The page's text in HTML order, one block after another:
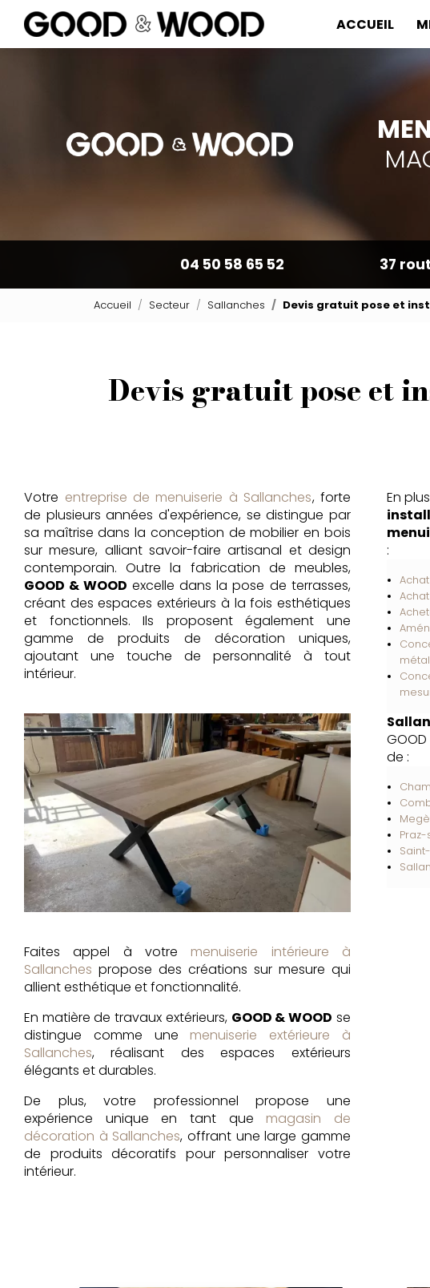
contenu
ACCUEIL
04 50 58 65 52 37
Accueil Secteur Sallanches Devis gratuit pose et
Devis gratuit pose et
Votre entreprise de menuiserie à Sallanches, forte
de plusieurs années d'expérience, se distingue par
sa maîtrise dans la conception de mobilier en bois
sur mesure, alliant savoir-faire artisanal et design
contemporain. Outre la fabrication de meubles,
GOOD & WOOD excelle dans la pose de terrasses,
créant des espaces extérieurs à la fois esthétiques
et fonctionnels. Ils proposent également une
gamme de produits de décoration uniques,
ajoutant une touche de personnalité à tout
intérieur.
Faites appel à votre menuiserie intérieure à
Sallanches propose des créations sur mesure qui
allient esthétique et fonctionnalité.
En matière de travaux extérieurs, GOOD & WOOD se
distingue comme une menuiserie extérieure à
Sallanches, réalisant des espaces extérieurs
élégants et durables.
De plus, votre professionnel propose une
expérience unique en tant que magasin de
décoration à Sallanches, offrant une large gamme
de produits décoratifs pour personnaliser votre
intérieur.
En
:
métal
de :